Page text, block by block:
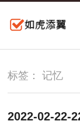
标签：记忆
2022-02-22-